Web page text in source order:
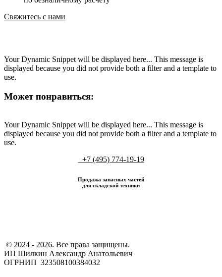
Свяжитесь с нами
Your Dynamic Snippet will be displayed here... This message is
displayed because you did not provide both a filter and a template to
use.
Может понравиться:
Your Dynamic Snippet will be displayed here... This message is
displayed because you did not provide both a filter and a template to
use.
+7 (495) 774-19-19
Продажа запасных частей
для складской техники
​ © 2024 - 2026. Все права защищены.
ИП Шилкин Александр Анатольевич
ОГРНИП 323508100384032